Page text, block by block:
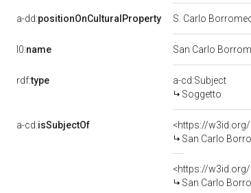
a-dd:positionOnCulturalProperty S. Carlo
l0:name San Carlo
rdf:type
a-cd:Subject
Soggetto
a-cd:isSubjectOf
<https://
San Carlo
<https://
San Carlo